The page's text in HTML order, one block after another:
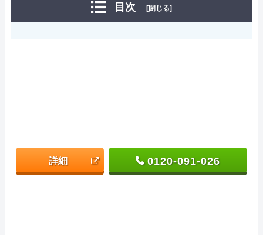
目次 [閉じる]
詳細 0120-091-026